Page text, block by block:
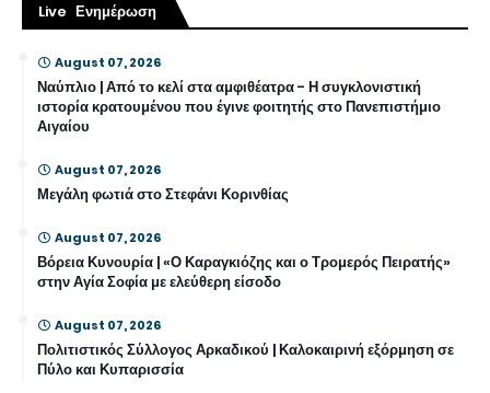
Live Ενημέρωση
August 07, 2026
Ναύπλιο | Από το κελί στα αμφιθέατρα - Η συγκλονιστική
ιστορία κρατουμένου που έγινε φοιτητής στο Πανεπιστήμιο
Αιγαίου
August 07, 2026
Μεγάλη φωτιά στο Στεφάνι Κορινθίας
August 07, 2026
Βόρεια Κυνουρία | «Ο Καραγκιόζης και ο Τρομερός Πειρατής»
στην Αγία Σοφία με ελεύθερη είσοδο
August 07, 2026
Πολιτιστικός Σύλλογος Αρκαδικού | Καλοκαιρινή εξόρμηση σε
Πύλο και Κυπαρισσία